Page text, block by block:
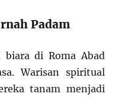
Padam
di Roma Abad
Warisan spiritual
tanam menjadi